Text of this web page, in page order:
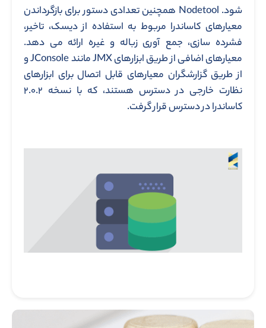
شود. Nodetool همچنین تعدادی دستور برای بازگرداندن
معیارهای کاساندرا مربوط به استفاده از دیسک، تاخیر،
فشرده سازی، جمع آوری زباله و غیره ارائه می دهد.
معیارهای اضافی از طریق ابزارهای JMX مانند JConsole و
از طریق گزارشگران معیارهای قابل اتصال برای ابزارهای
نظارت خارجی در دسترس هستند، که با نسخه ۲.۰.۲
کاساندرا در دسترس قرار گرفت.